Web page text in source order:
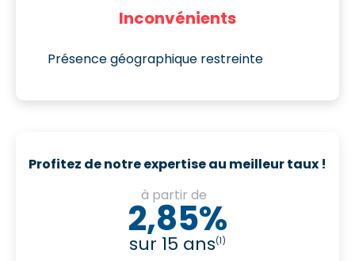
Inconvénients
Présence géographique restreinte
Profitez de notre expertise au meilleur taux !
à partir de
2,85%
sur 15 ans(1)